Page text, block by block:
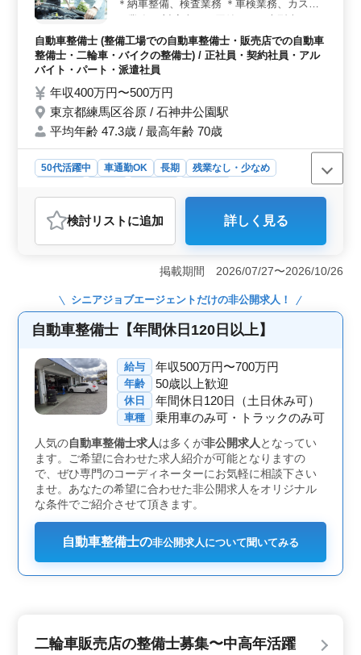
す。高度な技術力が求められる一方で、新しい技術やト
身の技術力を磨きながら、さまざまなバイクの整備に携
わることができます。
＊納車整備、検査業務 ＊車検業務、カスタ
テラン整備士募集中！ バイク好きの人は是
非ご応募お待ちしております！
自動車整備士 (整備工場での自動車整備士・販売店での自動車
整備士・二輪車・バイクの整備士) / 正社員・契約社員・アル
バイト・パート・派遣社員
年収400万円〜500万円
東京都練馬区谷原 / 石神井公園駅
平均年齢 47.3歳 / 最高年齢 70歳
50代活躍中 車通勤OK 長期
残業なし・少なめ
自動車整備士
おすすめポイント
＜バイク愛好家のための職場＞ 東京都練馬区谷原に位
置する二輪車販売店での整備士募集。50歳以上の方を歓
迎し、ベテラン技術者の活躍が期待される環境です。バ
イク好きな方にとって理想的な職場で、整備から販売ま
で幅広く業務に携われます。 ＜幅広い業務内容＞
二輪車の整備や販売業務に携わります。納車整備や検査
業務、車検業務、さらにはカスタム業務など、多彩な作
業があります。対応車種は原付きから大型車両まで幅広
く扱います。また、ベテラン整備士の経験と知識を活か
し、技術の向上や新たなスキルの習得にも積極的に取り
組むことができます。 ＜給与と福利厚生＞ 年収400
万円〜500万円＋全額支給の通勤手当が用意されていま
す。さらに、賞与があり、安定した収入を得ることがで
きます。福利厚生も整っており、雇用・労災・健康・厚
生など、働きやすい環境が整っています。
検討リスト に追加 詳しく見る
掲載期間 2026/07/27〜2026/10/26
シニアジョブエージェントだけの非公開求人！
自動車整備士【年間休日120日以上】
給与 年収500万円〜700万円
年齢 50歳以上歓迎
休日 年間休日120日（土日休み可）
車種 乗用車のみ可・トラックのみ可
人気の自動車整備士求人は多くが非公開求人となってい
ます。ご希望に合わせた求人紹介が可能となりますの
で、ぜひ専門のコーディネーターにお気軽に相談下さい
ませ。あなたの希望に合わせた非公開求人をオリジナル
な条件でご紹介させて頂きます。
自動車整備士の非公開求人について聞いてみる
二輪車販売店の整備士募集〜中高年活躍